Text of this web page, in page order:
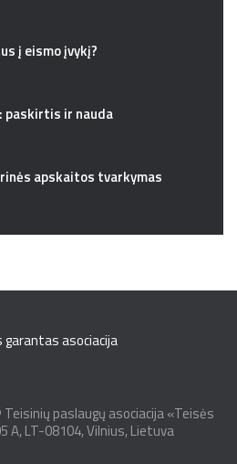
į eismo įvykį?
paskirtis ir nauda
apskaitos tvarkymas
paslaugų asociacija «Teisės
A, LT-08104, Vilnius, Lietuva